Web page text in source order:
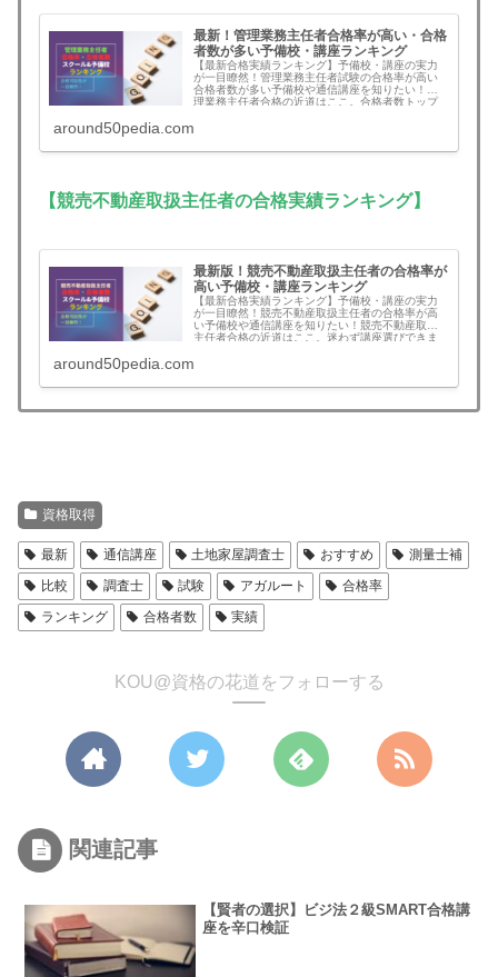
最新！管理業務主任者合格率が高い・合格
者数が多い予備校・講座ランキング
【最新合格実績ランキング】予備校・講座の実力
が一目瞭然！管理業務主任者試験の合格率が高い
合格者数が多い予備校や通信講座を知りたい！管
理業務主任者合格の近道はここ。合格者数トップ
around50pedia.com
【競売不動産取扱主任者の合格実績ランキング】
最新版！競売不動産取扱主任者の合格率が
高い予備校・講座ランキング
【最新合格実績ランキング】予備校・講座の実力
が一目瞭然！競売不動産取扱主任者の合格率が高
い予備校や通信講座を知りたい！競売不動産取扱
主任者合格の近道はここ。迷わず講座選びできま
around50pedia.com
資格取得
最新 通信講座 土地家屋調査士 おすすめ
測量士補
比較
調査士 試験 アガルート
合格率
ランキング
合格者数 実績
KOU@資格の花道をフォローする
関連記事
【賢者の選択】ビジ法２級SMART合格講
座を辛口検証